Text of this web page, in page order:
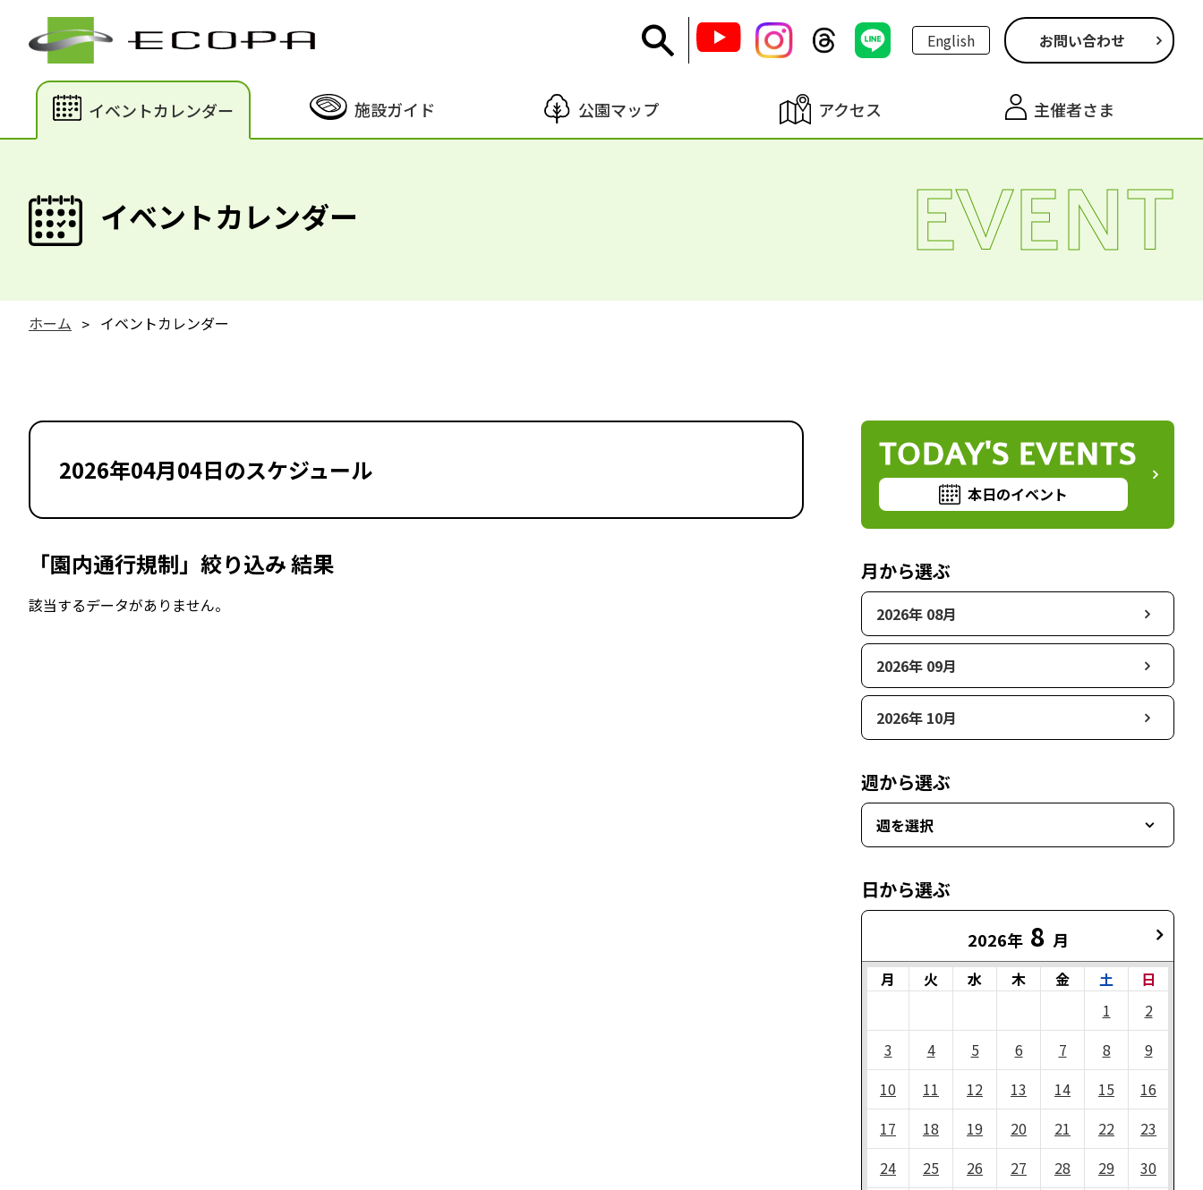
English お問い合わせ
イベントカレンダー 施設ガイド 公園マップ アクセス 主催者さま
イベントカレンダー EVENT
ホーム イベントカレンダー
2026年04月04日のスケジュール
「園内通行規制」絞り込み 結果
該当するデータがありません。
TODAY'S EVENTS
本日のイベント
月から選ぶ
2026年 08月
2026年 09月
2026年 10月
週から選ぶ
週を選択
日から選ぶ
2026年 8 月
月 火 水 木 金 土
日
1
2
3
4 5 6 7 8
9
10
11 12 13 14 15
16
17
18 19 20 21 22
23
24
25 26 27 28 29
30